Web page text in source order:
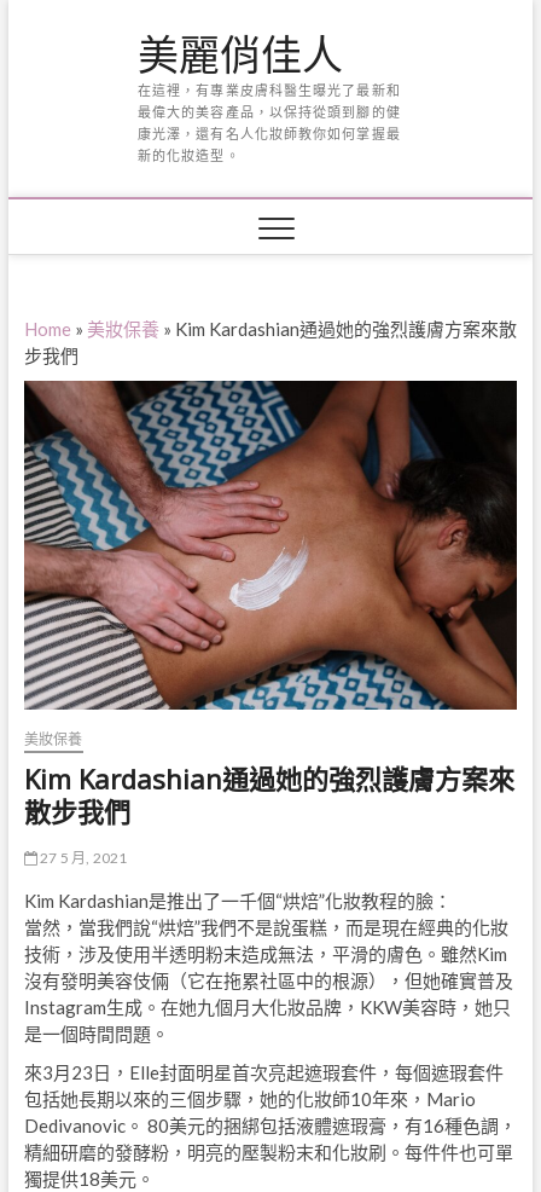
美麗俏佳人
在這裡，有專業皮膚科醫生曝光了最新和
最偉大的美容產品，以保持從頭到腳的健
康光澤，還有名人化妝師教你如何掌握最
新的化妝造型。
Home » 美妝保養 » Kim Kardashian通過她的強烈護膚方案來散
步我們
美妝保養
Kim Kardashian通過她的強烈護膚方案來
散步我們
27 5 月, 2021
Kim Kardashian是推出了一千個“烘焙”化妝教程的臉：
當然，當我們說“烘焙”我們不是說蛋糕，而是現在經典的化妝
技術，涉及使用半透明粉末造成無法，平滑的膚色。雖然Kim
沒有發明美容伎倆（它在拖累社區中的根源），但她確實普及
Instagram生成。在她九個月大化妝品牌，KKW美容時，她只
是一個時間問題。
來3月23日，Elle封面明星首次亮起遮瑕套件，每個遮瑕套件
包括她長期以來的三個步驟，她的化妝師10年來，Mario
Dedivanovic。 80美元的捆綁包括液體遮瑕膏，有16種色調，
精細研磨的發酵粉，明亮的壓製粉末和化妝刷。每件件也可單
獨提供18美元。